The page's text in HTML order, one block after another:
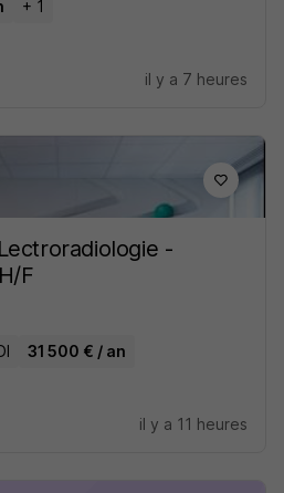
+ 1
il y a 7 heures
-
F
31 500 € / an
il y a 11 heures